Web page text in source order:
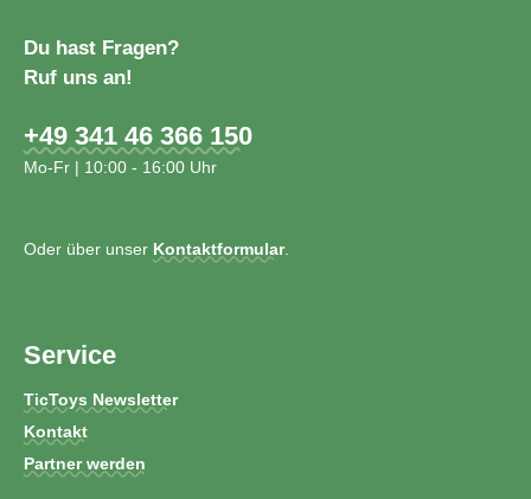
Du hast Fragen?
Ruf uns an!
+49 341 46 366 150
Mo-Fr | 10:00 - 16:00 Uhr
Oder über unser Kontaktformular.
Service
TicToys Newsletter
Kontakt
Partner werden